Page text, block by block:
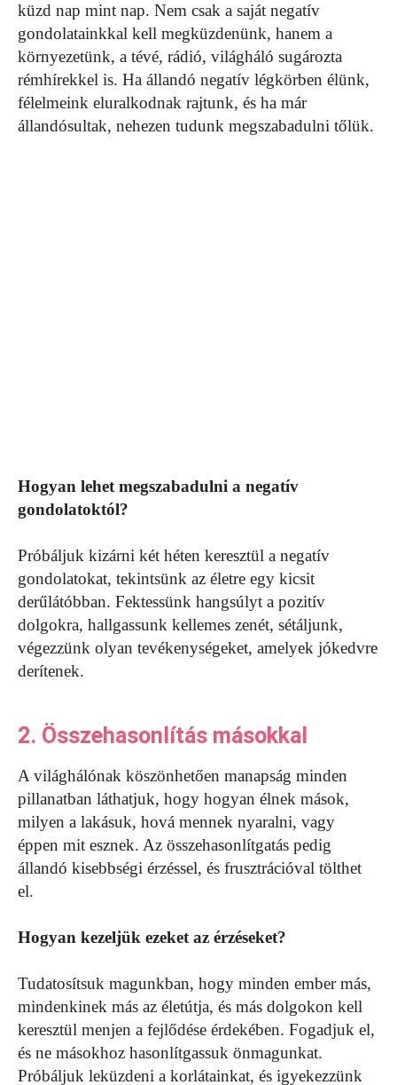
küzd nap mint nap. Nem csak a saját negatív
gondolatainkkal kell megküzdenünk, hanem a
környezetünk, a tévé, rádió, világháló sugározta
rémhírekkel is. Ha állandó negatív légkörben élünk,
félelmeink eluralkodnak rajtunk, és ha már
állandósultak, nehezen tudunk megszabadulni tőlük.
Hogyan lehet megszabadulni a negatív
gondolatoktól?
Próbáljuk kizárni két héten keresztül a negatív
gondolatokat, tekintsünk az életre egy kicsit
derűlátóbban. Fektessünk hangsúlyt a pozitív
dolgokra, hallgassunk kellemes zenét, sétáljunk,
végezzünk olyan tevékenységeket, amelyek jókedvre
derítenek.
2. Összehasonlítás másokkal
A világhálónak köszönhetően manapság minden
pillanatban láthatjuk, hogy hogyan élnek mások,
milyen a lakásuk, hová mennek nyaralni, vagy
éppen mit esznek. Az összehasonlítgatás pedig
állandó kisebbségi érzéssel, és frusztrációval tölthet
el.
Hogyan kezeljük ezeket az érzéseket?
Tudatosítsuk magunkban, hogy minden ember más,
mindenkinek más az életútja, és más dolgokon kell
keresztül menjen a fejlődése érdekében. Fogadjuk el,
és ne másokhoz hasonlítgassuk önmagunkat.
Próbáljuk leküzdeni a korlátainkat, és igyekezzünk